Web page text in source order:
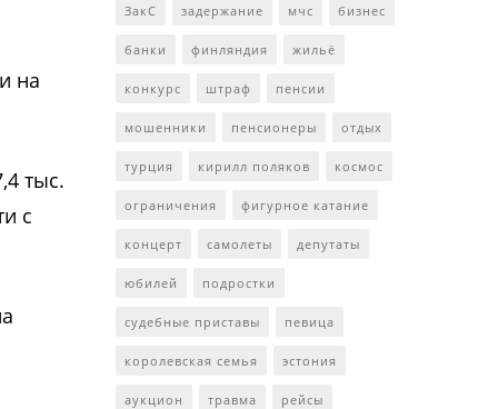
на
тыс.
с
ЗакС задержание мчс бизнес
банки финляндия жильё
конкурс штраф пенсии
мошенники пенсионеры отдых
турция кирилл поляков космос
ограничения фигурное катание
концерт самолеты депутаты
юбилей подростки
судебные приставы певица
королевская семья эстония
аукцион травма рейсы